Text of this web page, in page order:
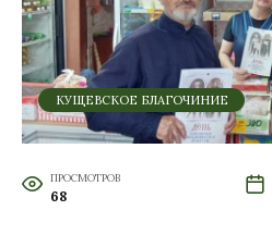
КУЩЕВСКОЕ БЛАГОЧИНИЕ
ПРОСМОТРОВ
68